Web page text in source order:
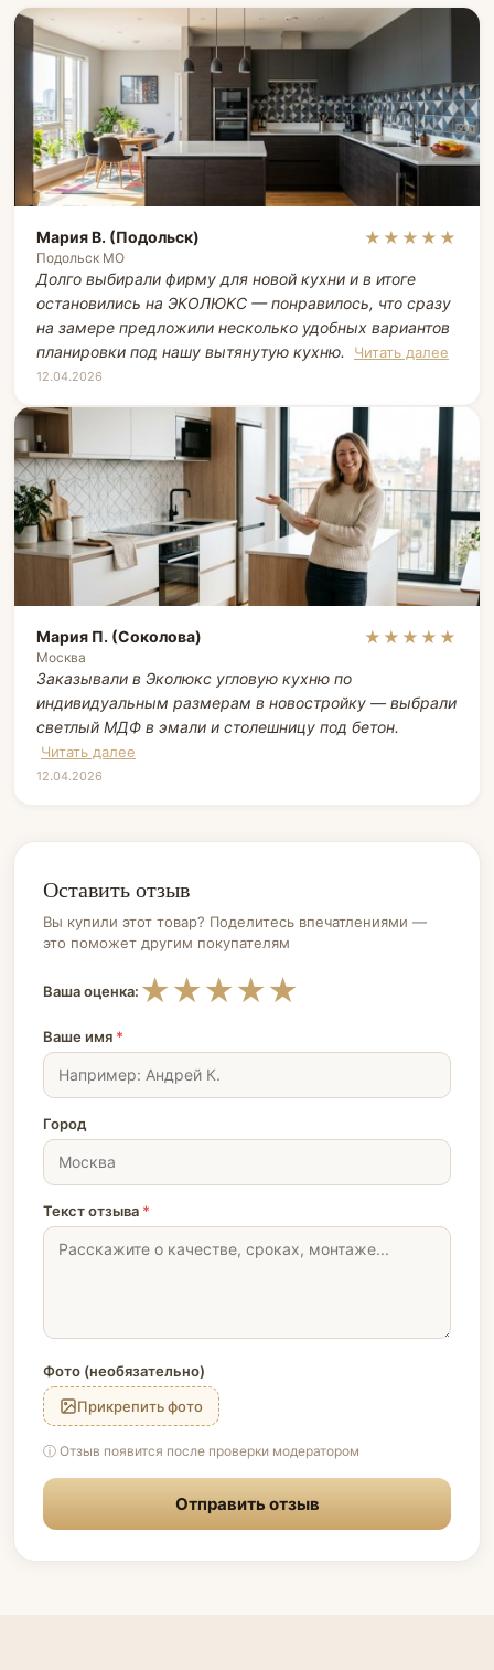
Мария В. (Подольск)
Подольск МО
★★★★★
Долго выбирали фирму для новой кухни и в итоге
остановились на ЭКОЛЮКС — понравилось, что сразу
на замере предложили несколько удобных вариантов
планировки под нашу вытянутую кухню.
Читать далее
12.04.2026
Мария П. (Соколова)
Москва
★★★★★
Заказывали в Эколюкс угловую кухню по
индивидуальным размерам в новостройку — выбрали
светлый МДФ в эмали и столешницу под бетон.
Читать далее
12.04.2026
Оставить отзыв
Вы купили этот товар? Поделитесь впечатлениями —
это поможет другим покупателям
Ваша оценка: ★
★
★
★
★
Ваше имя *
Город
Текст отзыва *
Фото (необязательно)
Прикрепить фото
ⓘ Отзыв появится после проверки модератором
Отправить отзыв